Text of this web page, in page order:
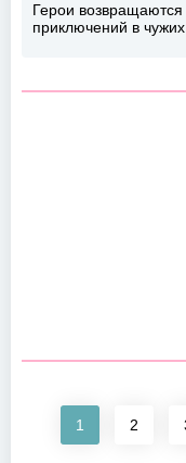
Герои
приключений в
1 2